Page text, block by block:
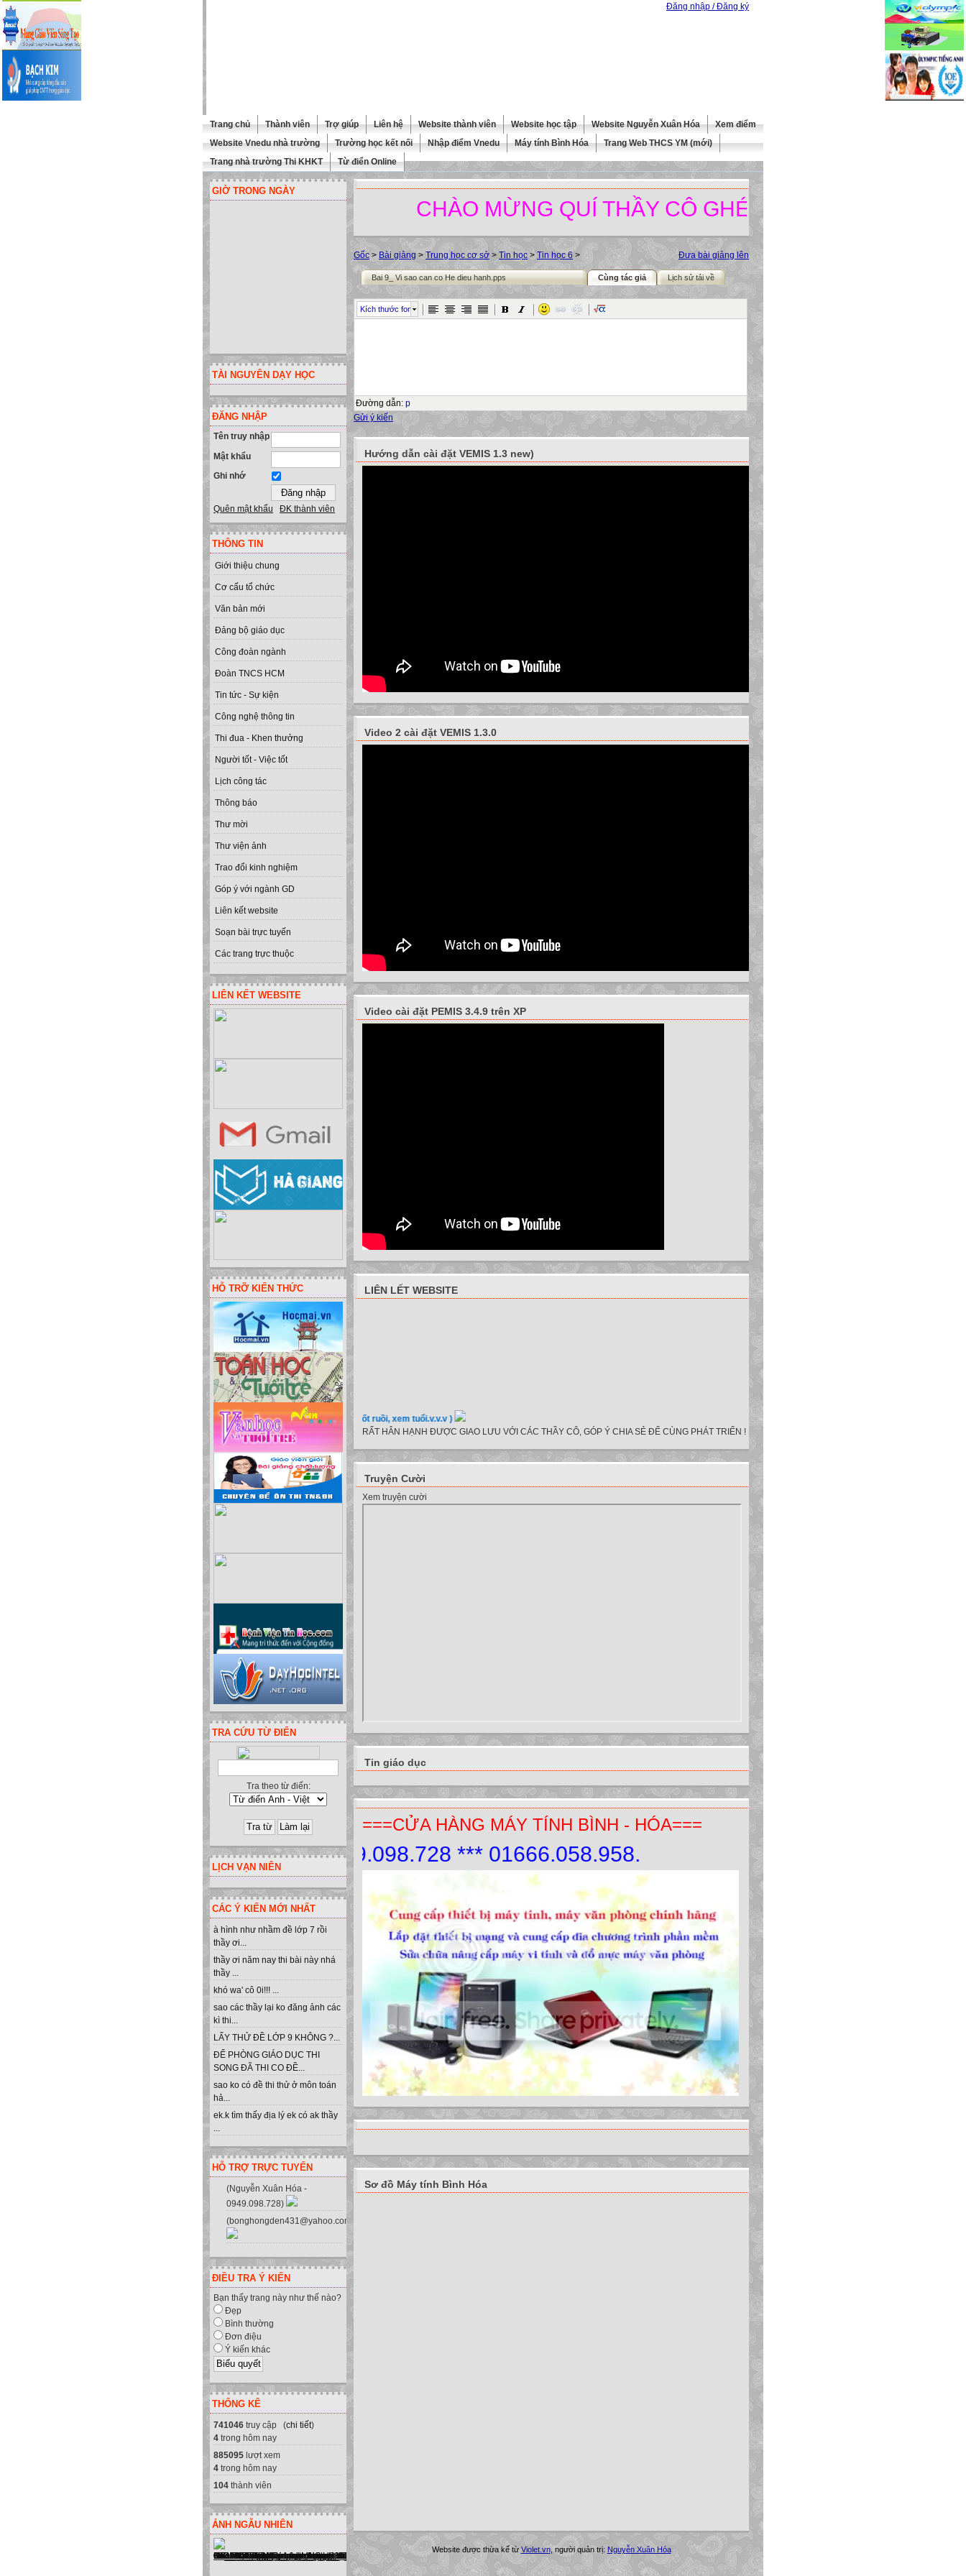
Đăng nhập / Đăng ký
Trang chủ Thành viên Trợ giúp Liên hệ Website thành viên Website học tập Website Nguyễn Xuân Hóa
Xem điểm
Website Vnedu nhà trường
Trường học kết nối Nhập điểm Vnedu Máy tính Bình Hóa
Trang Web THCS YM (mới)
Trang nhà trường Thi KHKT
Từ điển Online
GIỜ TRONG NGÀY
TÀI NGUYÊN DẠY HỌC
ĐĂNG NHẬP
Tên truy nhập
Mật khẩu
Ghi nhớ
Quên mật khẩu ĐK thành viên
THÔNG TIN
Giới thiệu chung
Cơ cấu tổ chức
Văn bản mới
Đảng bộ giáo dục
Công đoàn ngành
Đoàn TNCS HCM
Tin tức - Sự kiện
Công nghệ thông tin
Thi đua - Khen thưởng
Người tốt - Việc tốt
Lịch công tác
Thông báo
Thư mời
Thư viện ảnh
Trao đổi kinh nghiệm
Góp ý với ngành GD
Liên kết website
Soạn bài trực tuyến
Các trang trực thuộc
LIÊN KẾT WEBSITE
HỖ TRỠ KIẾN THỨC
TRA CỨU TỪ ĐIỂN
Tra theo từ điển:
LỊCH VẠN NIÊN
CÁC Ý KIẾN MỚI NHẤT
à hình như nhầm đề lớp 7 rồi
thầy ơi...
thầy ơi năm nay thi bài này nhá
thầy ...
khó wa' cô 0i!!! ...
sao các thầy lại ko đăng ảnh các
kì thi...
LẤY THỬ ĐỀ LỚP 9 KHÔNG ?...
ĐỂ PHÒNG GIÁO DỤC THI
SONG ĐÃ THI CO ĐỀ...
sao ko có đề thi thử ở môn toán
hả...
ek.k tìm thấy địa lý ek có ak thầy
...
HỖ TRỢ TRỰC TUYẾN
(Nguyễn Xuân Hóa -
0949.098.728)
(bonghongden431@yahoo.com.vn)
ĐIỀU TRA Ý KIẾN
Bạn thấy trang này như thế nào?
Đẹp
Bình thường
Đơn điệu
Ý kiến khác
THỐNG KÊ
741046 truy cập (chi tiết)
4 trong hôm nay
885095 lượt xem
4 trong hôm nay
104 thành viên
ẢNH NGẪU NHIÊN
CHÀO MỪNG QUÍ THẦY CÔ GHÉ THĂM TRANG
Đưa bài giảng lên
Gốc > Bài giảng > Trung học cơ sở > Tin học > Tin học 6 >
Bai 9_ Vi sao can co He dieu hanh.pps Cùng tác giả Lịch sử tải về
Kích thước font
Đường dẫn: p
Gửi ý kiến
Hướng dẫn cài đặt VEMIS 1.3 new)
Video 2 cài đặt VEMIS 1.3.0
Video cài đặt PEMIS 3.4.9 trên XP
LIÊN LẾT WEBSITE
lấy code liên kết các đơn vị! Hoặc bói vui: sim đẹp, đặt tên cho bé, màu sắc xe, nốt ruồi, xem tuổi.v.v.v )
RẤT HÂN HẠNH ĐƯỢC GIAO LƯU VỚI CÁC THẦY CÔ, GÓP Ý CHIA SẺ ĐỂ CÙNG PHÁT TRIỂN !
Truyện Cười
Xem truyện cười
Tin giáo dục
===CỬA HÀNG MÁY TÍNH BÌNH - HÓA===
Yên Minh - Hà Giang. ĐT:0949.098.728 *** 01666.058.958.
Sơ đồ Máy tính Bình Hóa
Website được thừa kế từ Violet.vn, người quản trị: Nguyễn Xuân Hóa